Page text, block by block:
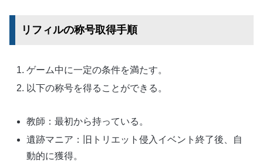
リフィルの称号取得手順
ゲーム中に一定の条件を満たす。
以下の称号を得ることができる。
教師：最初から持っている。
遺跡マニア：旧トリエット侵入イベント終了後、自
動的に獲得。